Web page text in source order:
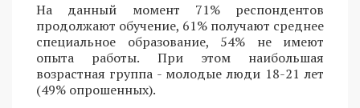
На данный момент 71% респондентов
продолжают обучение, 61% получают среднее
специальное образование, 54% не имеют
опыта работы. При этом наибольшая
возрастная группа - молодые люди 18-21 лет
(49% опрошенных).